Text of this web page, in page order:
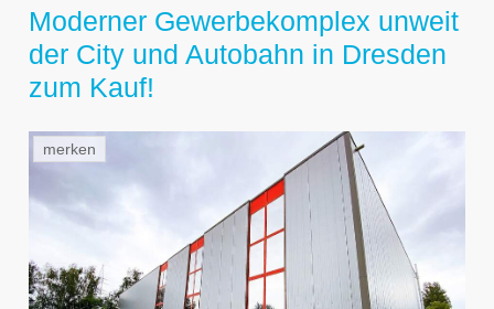
Moderner Gewerbekomplex unweit
der City und Autobahn in Dresden
zum Kauf!
merken